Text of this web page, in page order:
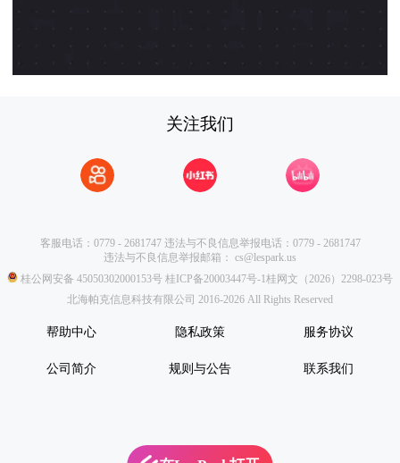
关注我们
客服电话：0779 - 2681747违法与不良信息举报电话：0779 - 2681747
违法与不良信息举报邮箱： cs@lespark.us
桂公网安备 45050302000153号桂ICP备20003447号-1桂网文（2026）2298-023号
北海帕克信息科技有限公司 2016-2026 All Rights Reserved
帮助中心 隐私政策 服务协议
公司简介 规则与公告 联系我们